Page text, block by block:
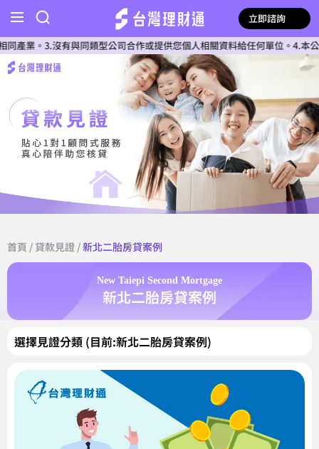
立即諮詢
沒有與同類型公司合作或提供您個人相關資料給任何單位。4.本公司確
首頁 / 貸款見證 /新北二胎房貸案例
New Taiepi Second Mortgage
新北二胎房貸案例
選擇見證分類 (目前:新北二胎房貸案例)